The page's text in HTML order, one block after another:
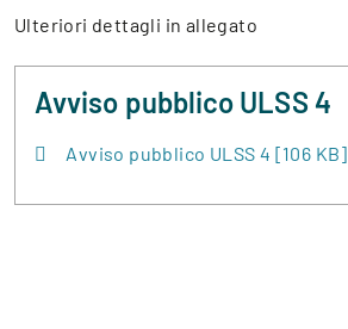
Ulteriori dettagli in allegato
Avviso pubblico ULSS 4
Avviso pubblico ULSS 4 [106 KB]